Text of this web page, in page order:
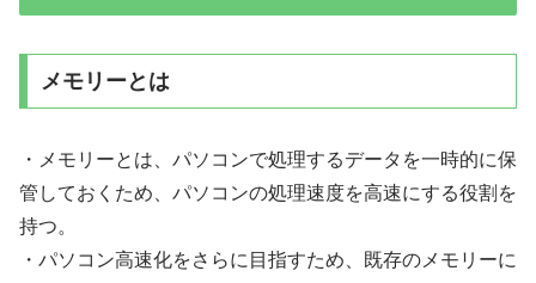
メモリーとは
・メモリーとは、パソコンで処理するデータを一時的に保
管しておくため、パソコンの処理速度を高速にする役割を
持つ。
・パソコン高速化をさらに目指すため、既存のメモリーに